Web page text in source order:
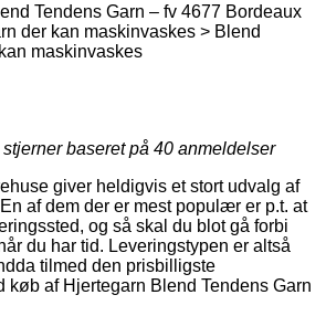
Tendens Garn – fv 4677 Bordeaux
der kan maskinvaskes > Blend
maskinvaskes
baseret på 40 anmeldelser
giver heldigvis et stort udvalg af
af dem der er mest populær er p.t. at
og så skal du blot gå forbi
du har tid. Leveringstypen er altså
tilmed den prisbilligste
køb af Hjertegarn Blend Tendens Garn